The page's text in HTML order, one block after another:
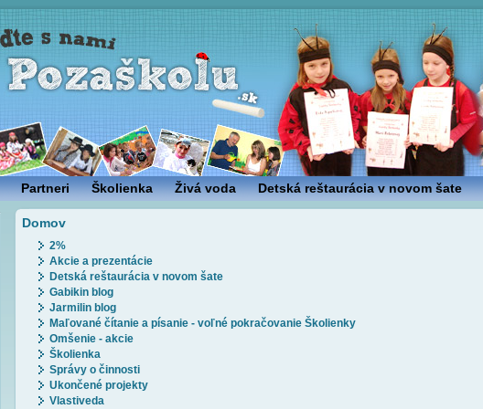
Partneri Školienka Živá voda Detská reštaurácia v novom šate
Domov
2%
Akcie a prezentácie
Detská reštaurácia v novom šate
Gabikin blog
Jarmilin blog
Maľované čítanie a písanie - voľné pokračovanie Školienky
Omšenie - akcie
Školienka
Správy o činnosti
Ukončené projekty
Vlastiveda